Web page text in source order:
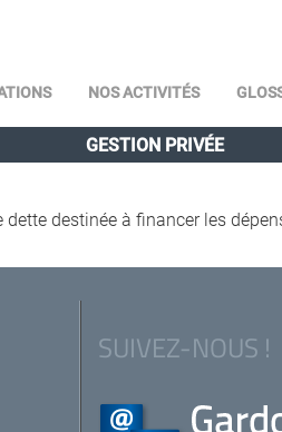
NOS ACTIVITÉS
GESTION PRIVÉE
destinée à financer les
SUIVEZ-NOUS !